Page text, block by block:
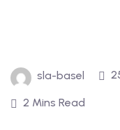
B2
sla-basel
2 Mins Read